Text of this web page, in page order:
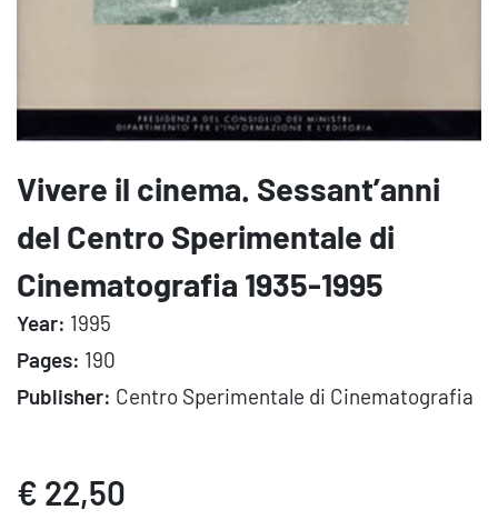
Vivere il cinema. Sessant’anni
del Centro Sperimentale di
Cinematografia 1935-1995
Year: 1995
Pages: 190
Publisher: Centro Sperimentale di Cinematografia
€ 22,50